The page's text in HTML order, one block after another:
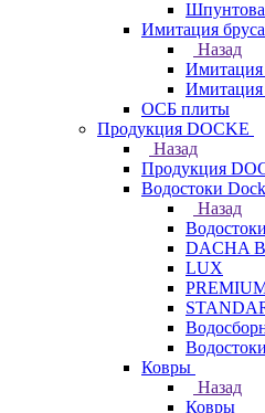
Имитация бруса
Назад
Имитация
Имитация
ОСБ плиты
Продукция DOCKE
Назад
Продукция
Водостоки
Назад
DACHA
LUX
Ковры
Назад
Ковры